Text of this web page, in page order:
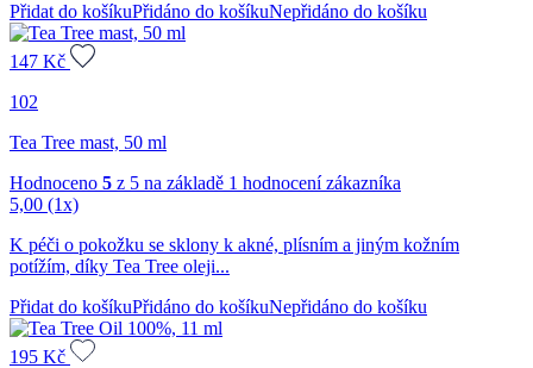
Přidat do košíkuPřidáno do košíkuNepřidáno do košíku
147 Kč
102
Tea Tree mast, 50 ml
Hodnoceno 5 z 5 na základě 1 hodnocení zákazníka
5,00 (1x)
K péči o pokožku se sklony k akné, plísním a jiným kožním
potížím, díky Tea Tree oleji...
Přidat do košíkuPřidáno do košíkuNepřidáno do košíku
195 Kč